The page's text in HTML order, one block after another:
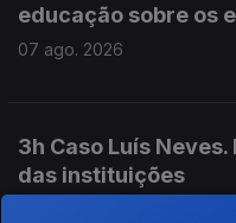
educação sobre os
07 ago. 2026
3h Caso Luís
das instituições